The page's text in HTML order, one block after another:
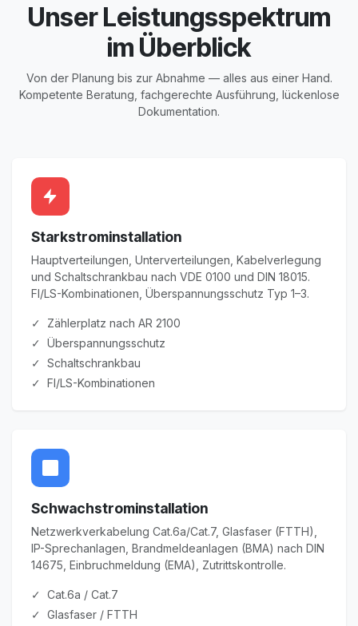
Unser Leistungsspektrum
im Überblick
Von der Planung bis zur Abnahme — alles aus einer Hand.
Kompetente Beratung, fachgerechte Ausführung, lückenlose
Dokumentation.
Starkstrominstallation
Hauptverteilungen, Unterverteilungen, Kabelverlegung
und Schaltschrankbau nach VDE 0100 und DIN 18015.
FI/LS-Kombinationen, Überspannungsschutz Typ 1–3.
✓ Zählerplatz nach AR 2100
✓ Überspannungsschutz
✓ Schaltschrankbau
✓ FI/LS-Kombinationen
Schwachstrominstallation
Netzwerkverkabelung Cat.6a/Cat.7, Glasfaser (FTTH),
IP-Sprechanlagen, Brandmeldeanlagen (BMA) nach DIN
14675, Einbruchmeldung (EMA), Zutrittskontrolle.
✓ Cat.6a / Cat.7
✓ Glasfaser / FTTH